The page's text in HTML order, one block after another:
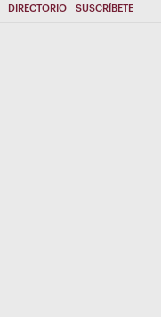
DIRECTORIO SUSCRÍBETE